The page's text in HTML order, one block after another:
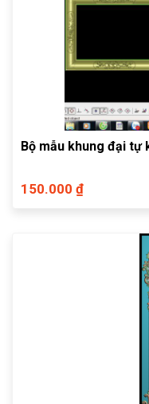
Bộ mẫu khung đại tự
150.000 ₫